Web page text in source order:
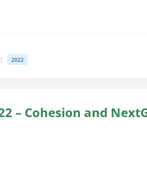
2022
– Cohesion and